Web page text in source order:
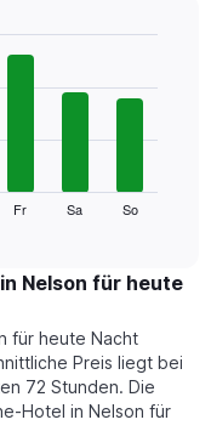
Fr Sa So
Nelson für heute
für heute Nacht
Preis liegt bei
72 Stunden. Die
Hotel in Nelson für